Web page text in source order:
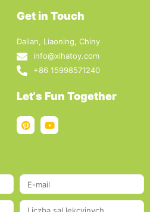
Get in Touch
Dalian, Liaoning, Chiny
info@xihatoy.com
+86 15998571240
Let‘s Fun Together